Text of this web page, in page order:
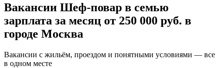
Вакансии Шеф-повар в семью
зарплата за месяц от 250 000 руб. в
городе Москва
Вакансии с жильём, проездом и понятными условиями — все
в одном месте